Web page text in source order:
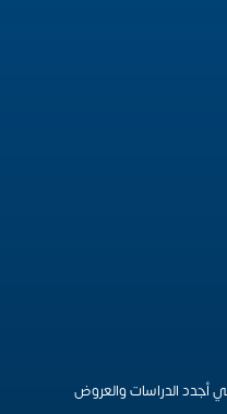
أجدد الدراسات والعروض